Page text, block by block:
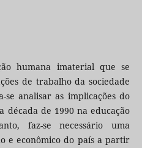
humana imaterial que se
de trabalho da sociedade
se analisar as implicações do
década de 1990 na educação
faz-se necessário uma
e econômico do país a partir